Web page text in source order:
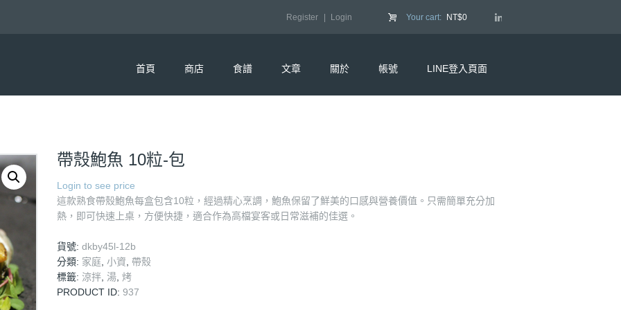
Register Login Your cart: NT$0
首頁 商店 食譜 文章 關於 帳號 LINE登入頁面
帶殼鮑魚 10粒-包
Login to see price
這款熟食帶殼鮑魚每盒包含10粒，經過精心烹調，鮑魚保留了鮮美的口感與營養價值。只需簡單充分加
熱，即可快速上桌，方便快捷，適合作為高檔宴客或日常滋補的佳選。
貨號: dkby45l-12b
分類: 家庭 小資
帶殼
標籤: 涼拌 湯 烤
PRODUCT ID: 937